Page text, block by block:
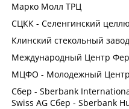
Марко Молл ТРЦ
СЦКК - Селенгинский
Клинский стекольный завод
Международный Центр
МЦФО - Молодежный Центр
Сбер - Sberbank
Swiss AG Сбер - Sberbank